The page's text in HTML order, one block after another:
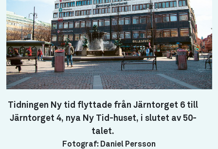
Tidningen Ny tid flyttade från Järntorget 6 till
Järntorget 4, nya Ny Tid-huset, i slutet av 50-
talet.
Fotograf: Daniel Persson